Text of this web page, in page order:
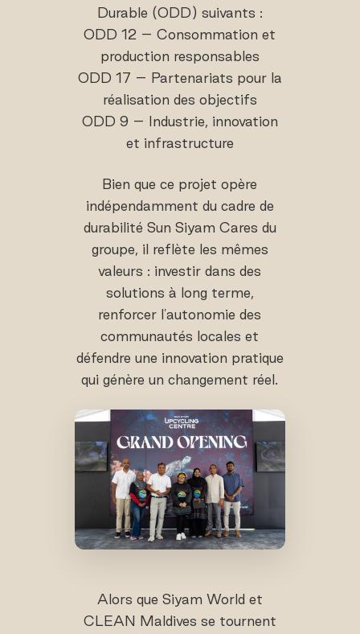
Durable (ODD) suivants :
ODD 12 – Consommation et
production responsables
ODD 17 – Partenariats pour la
réalisation des objectifs
ODD 9 – Industrie, innovation
et infrastructure
Bien que ce projet opère
indépendamment du cadre de
durabilité Sun Siyam Cares du
groupe, il reflète les mêmes
valeurs : investir dans des
solutions à long terme,
renforcer l'autonomie des
communautés locales et
défendre une innovation pratique
qui génère un changement réel.
Alors que Siyam World et
CLEAN Maldives se tournent